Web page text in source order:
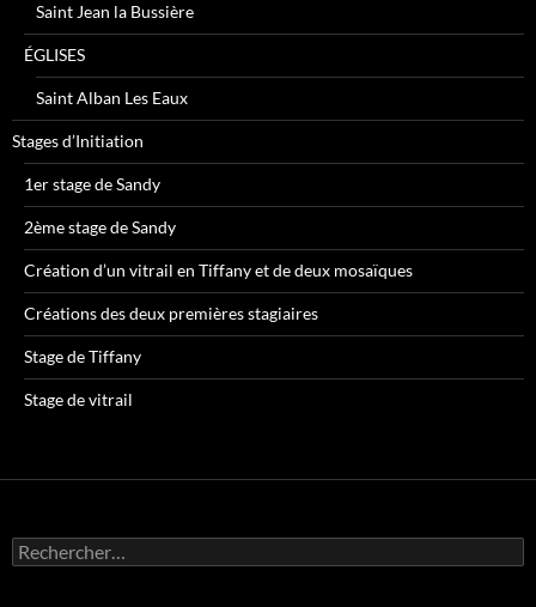
Saint Jean la Bussière
ÉGLISES
Saint Alban Les Eaux
Stages d’Initiation
1er stage de Sandy
2ème stage de Sandy
Création d’un vitrail en Tiffany et de deux mosaïques
Créations des deux premières stagiaires
Stage de Tiffany
Stage de vitrail
R
e